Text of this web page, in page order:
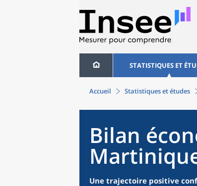
STATISTIQUES ET
Accueil Statistiques et études
Bilan
Une trajectoire positive